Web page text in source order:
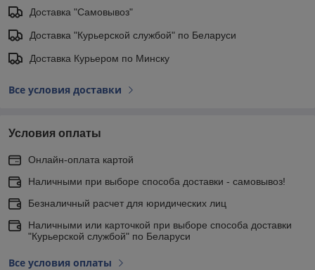
Доставка "Самовывоз"
Доставка "Курьерской службой" по Беларуси
Доставка Курьером по Минску
Все условия доставки
Условия оплаты
Онлайн-оплата картой
Наличными при выборе способа доставки - самовывоз!
Безналичный расчет для юридических лиц
Наличными или карточкой при выборе способа доставки
"Курьерской службой" по Беларуси
Все условия оплаты